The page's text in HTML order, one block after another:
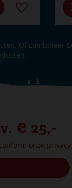
Of combineer
€ 25,-
onze